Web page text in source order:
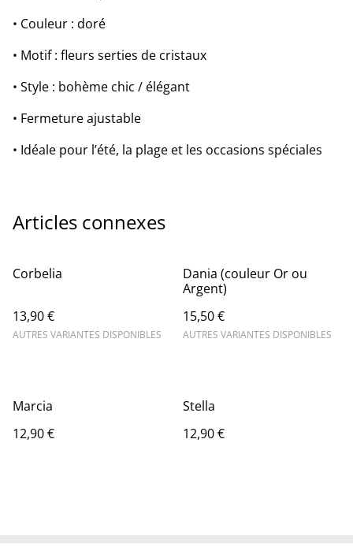
• Couleur : doré
• Motif : fleurs serties de cristaux
• Style : bohème chic / élégant
• Fermeture ajustable
• Idéale pour l’été, la plage et les occasions spéciales
Articles connexes
Corbelia
13,90 €
AUTRES VARIANTES DISPONIBLES
Dania (couleur Or ou
Argent)
15,50 €
AUTRES VARIANTES DISPONIBLES
Marcia
12,90 €
Stella
12,90 €